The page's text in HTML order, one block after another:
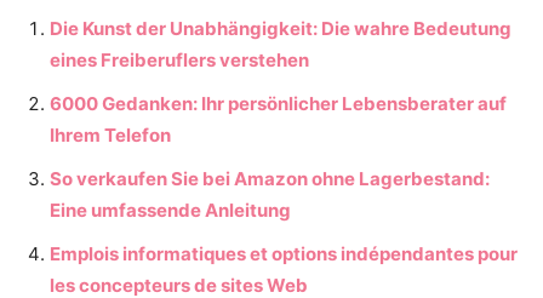
Die Kunst der Unabhängigkeit: Die wahre Bedeutung
eines Freiberuflers verstehen
6000 Gedanken: Ihr persönlicher Lebensberater auf
Ihrem Telefon
So verkaufen Sie bei Amazon ohne Lagerbestand:
Eine umfassende Anleitung
Emplois informatiques et options indépendantes pour
les concepteurs de sites Web